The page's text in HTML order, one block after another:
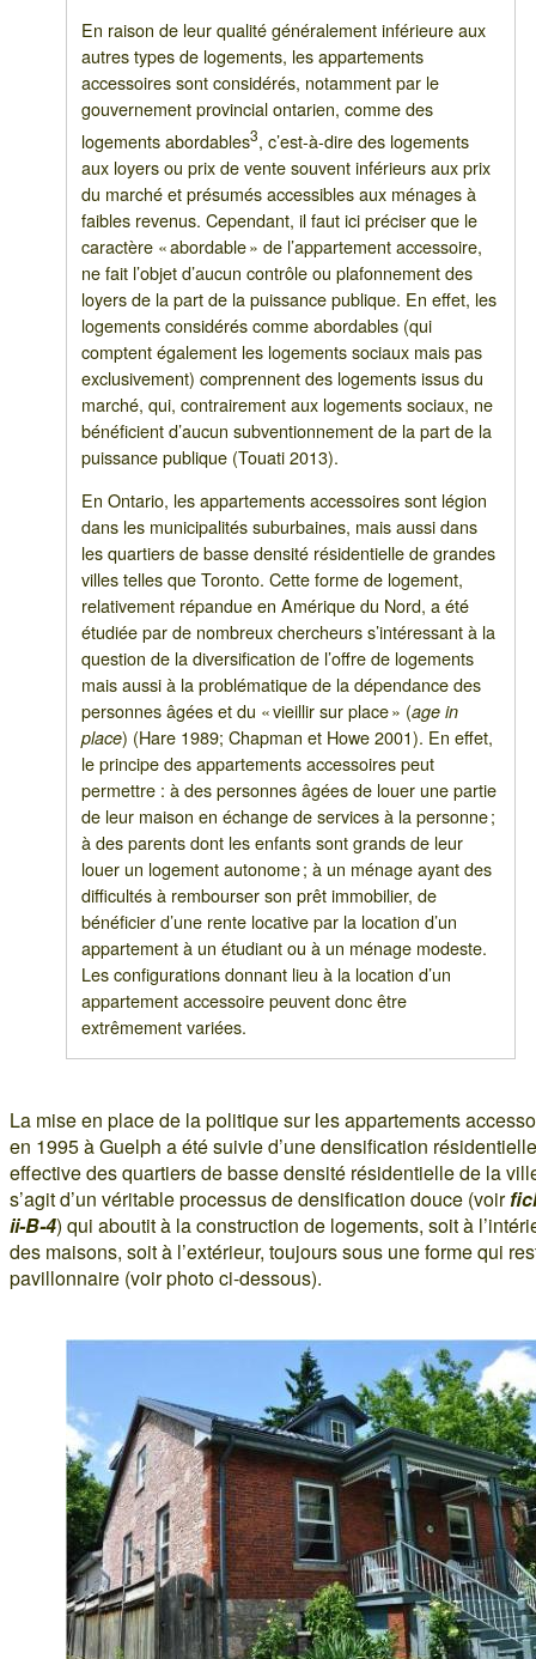
En raison de leur qualité généralement inférieure aux
autres types de logements, les appartements
accessoires sont considérés, notamment par le
gouvernement provincial ontarien, comme des
logements abordables3, c’est-à-dire des logements
aux loyers ou prix de vente souvent inférieurs aux prix
du marché et présumés accessibles aux ménages à
faibles revenus. Cependant, il faut ici préciser que le
caractère « abordable » de l’appartement accessoire,
ne fait l’objet d’aucun contrôle ou plafonnement des
loyers de la part de la puissance publique. En effet, les
logements considérés comme abordables (qui
comptent également les logements sociaux mais pas
exclusivement) comprennent des logements issus du
marché, qui, contrairement aux logements sociaux, ne
bénéficient d’aucun subventionnement de la part de la
puissance publique (Touati 2013).
En Ontario, les appartements accessoires sont légion
dans les municipalités suburbaines, mais aussi dans
les quartiers de basse densité résidentielle de grandes
villes telles que Toronto. Cette forme de logement,
relativement répandue en Amérique du Nord, a été
étudiée par de nombreux chercheurs s’intéressant à la
question de la diversification de l’offre de logements
mais aussi à la problématique de la dépendance des
personnes âgées et du « vieillir sur place » (age in
place) (Hare 1989; Chapman et Howe 2001). En effet,
le principe des appartements accessoires peut
permettre : à des personnes âgées de louer une partie
de leur maison en échange de services à la personne ;
à des parents dont les enfants sont grands de leur
louer un logement autonome ; à un ménage ayant des
difficultés à rembourser son prêt immobilier, de
bénéficier d’une rente locative par la location d’un
appartement à un étudiant ou à un ménage modeste.
Les configurations donnant lieu à la location d’un
appartement accessoire peuvent donc être
extrêmement variées.
La mise en place de la politique sur les appartements
en 1995 à Guelph a été suivie d’une densification résidentielle
effective des quartiers de basse densité résidentielle de la
s’agit d’un véritable processus de densification douce (voir
ii-B-4) qui aboutit à la construction de logements, soit à
des maisons, soit à l’extérieur, toujours sous une forme qui
pavillonnaire (voir photo ci-dessous).